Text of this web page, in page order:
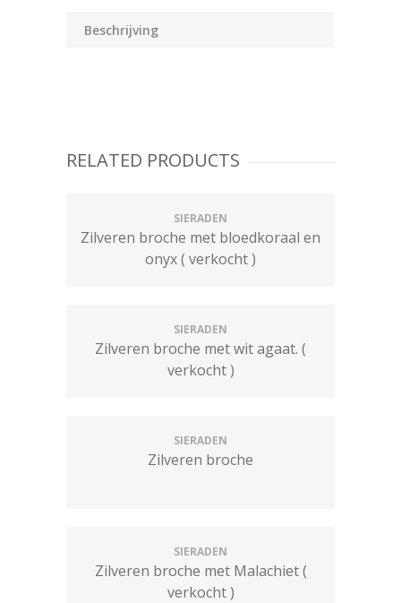
Beschrijving
RELATED PRODUCTS
SIERADEN
Zilveren broche met bloedkoraal en
onyx ( verkocht )
SIERADEN
Zilveren broche met wit agaat. (
verkocht )
SIERADEN
Zilveren broche
SIERADEN
Zilveren broche met Malachiet (
verkocht )